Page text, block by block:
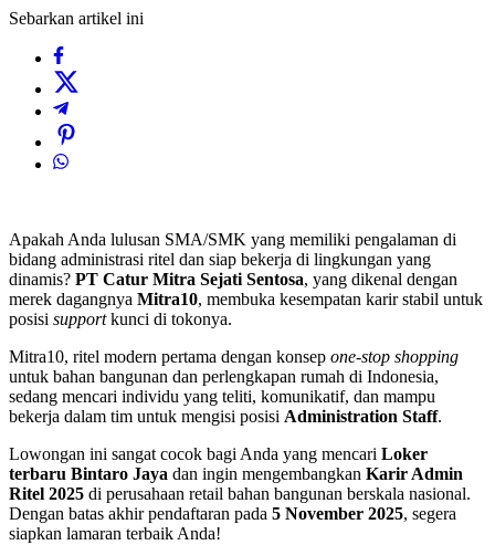
Sebarkan artikel ini
Apakah Anda lulusan SMA/SMK yang memiliki pengalaman di
bidang administrasi ritel dan siap bekerja di lingkungan yang
dinamis? PT Catur Mitra Sejati Sentosa, yang dikenal dengan
merek dagangnya Mitra10, membuka kesempatan karir stabil untuk
posisi supportkunci di tokonya.
Mitra10, ritel modern pertama dengan konsep one-stop shopping
untuk bahan bangunan dan perlengkapan rumah di Indonesia,
sedang mencari individu yang teliti, komunikatif, dan mampu
bekerja dalam tim untuk mengisi posisi Administration Staff.
Lowongan ini sangat cocok bagi Anda yang mencari Loker
terbaru Bintaro Jaya dan ingin mengembangkan Karir Admin
Ritel 2025 di perusahaan retail bahan bangunan berskala nasional.
Dengan batas akhir pendaftaran pada 5 November 2025, segera
siapkan lamaran terbaik Anda!